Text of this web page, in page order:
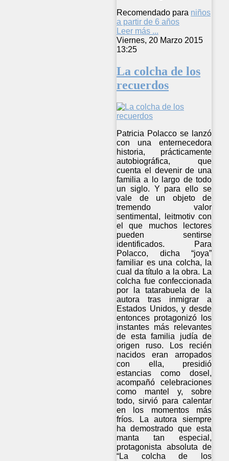
Recomendado para niños
a partir de 6 años
Leer más ...
Viernes, 20 Marzo 2015
13:25
La colcha de los
recuerdos
Patricia Polacco se lanzó
con una enternecedora
historia, prácticamente
autobiográfica, que
cuenta el devenir de una
familia a lo largo de todo
un siglo. Y para ello se
vale de un objeto de
tremendo valor
sentimental, leitmotiv con
el que muchos lectores
pueden sentirse
identificados. Para
Polacco, dicha “joya”
familiar es una colcha, la
cual da título a la obra. La
colcha fue confeccionada
por la tatarabuela de la
autora tras inmigrar a
Estados Unidos, y desde
entonces protagonizó los
instantes más relevantes
de esta familia judía de
origen ruso. Los recién
nacidos eran arropados
con ella, presidió
estancias como dosel,
acompañó celebraciones
como mantel y, sobre
todo, sirvió para calentar
en los momentos más
fríos. La autora siempre
ha demostrado que esta
manta tan especial,
protagonista absoluta de
“La colcha de los